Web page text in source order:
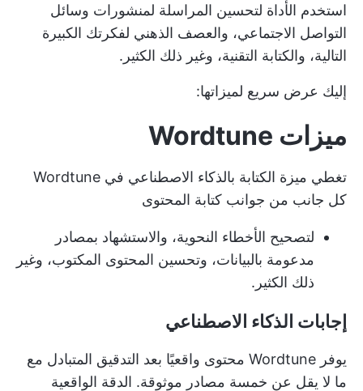
استخدم الأداة لتحسين المراسلة لمنشورات وسائل
التواصل الاجتماعي، والعصف الذهني لفكرتك الكبيرة
التالية، والكتابة التقنية، وغير ذلك الكثير.
إليك عرض سريع لميزاتها:
ميزات Wordtune
تغطي ميزة الكتابة بالذكاء الاصطناعي في Wordtune
كل جانب من جوانب كتابة المحتوى
لتصحيح الأخطاء النحوية، والاستشهاد بمصادر
مدعومة بالبيانات، وتحسين المحتوى المكتوب، وغير
ذلك الكثير.
إجابات الذكاء الاصطناعي
يوفر Wordtune محتوى واقعيًا بعد التدقيق المتبادل مع
ما لا يقل عن خمسة مصادر موثوقة. الدقة الواقعية